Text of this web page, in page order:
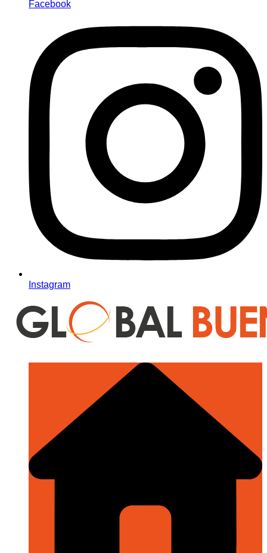
Facebook
Instagram